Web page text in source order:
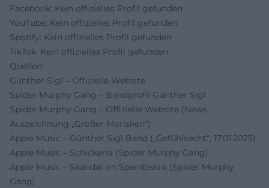
Facebook: Kein offizielles Profil gefunden
YouTube: Kein offizielles Profil gefunden
Spotify: Kein offizielles Profil gefunden
TikTok: Kein offizielles Profil gefunden
Quellen:
Günther Sigl – Offizielle Website
Spider Murphy Gang – Bandprofil Günther Sigl
Spider Murphy Gang – Offizielle Website (News,
Auszeichnung „Großer Morisken“)
Apple Music – Günther Sigl Band („Gefühlsecht“, 17.01.2025)
Apple Music – Schickeria (Spider Murphy Gang)
Apple Music – Skandal im Sperrbezirk (Spider Murphy
Gang)